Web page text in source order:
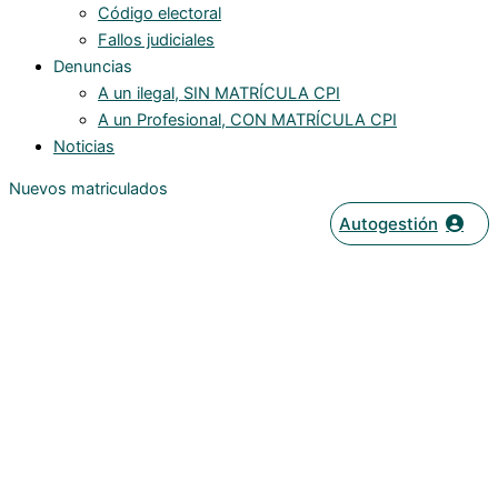
Código electoral
Fallos judiciales
Denuncias
A un ilegal, SIN MATRÍCULA CPI
A un Profesional, CON MATRÍCULA CPI
Noticias
Nuevos matriculados
Autogestión